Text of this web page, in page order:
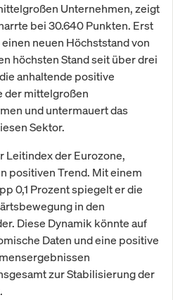
Unternehmen, zeigt
bei 30.640 Punkten. Erst
neuen Höchststand von
höchsten Stand seit über drei
anhaltende positive
der mittelgroßen
und untermauert das
Sektor.
Leitindex der Eurozone,
positiven Trend. Mit einem
0,1 Prozent spiegelt er die
in den
Diese Dynamik könnte auf
Daten und eine positive
zur Stabilisierung der